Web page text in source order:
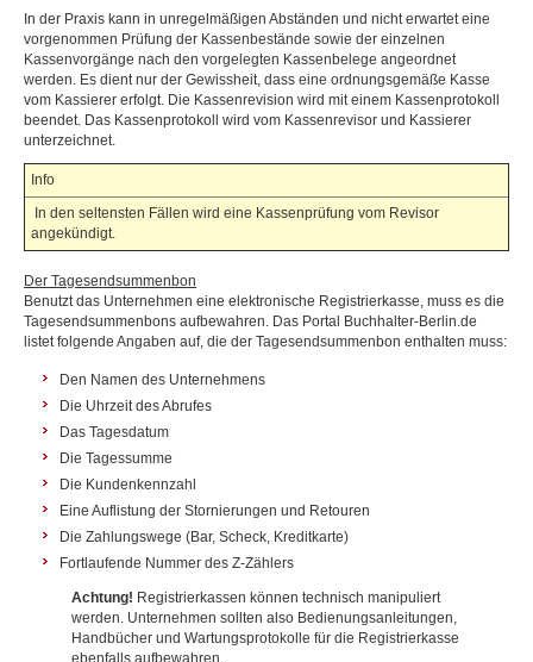
In der Praxis kann in unregelmäßigen Abständen und nicht erwartet eine
vorgenommen Prüfung der Kassenbestände sowie der einzelnen
Kassenvorgänge nach den vorgelegten Kassenbelege angeordnet
werden. Es dient nur der Gewissheit, dass eine ordnungsgemäße Kasse
vom Kassierer erfolgt. Die Kassenrevision wird mit einem Kassenprotokoll
beendet. Das Kassenprotokoll wird vom Kassenrevisor und Kassierer
unterzeichnet.
Info
In den seltensten Fällen wird eine Kassenprüfung vom Revisor
angekündigt.
Der Tagesendsummenbon
Benutzt das Unternehmen eine elektronische Registrierkasse, muss es die
Tagesendsummenbons aufbewahren. Das Portal Buchhalter-Berlin.de
listet folgende Angaben auf, die der Tagesendsummenbon enthalten muss:
Den Namen des Unternehmens
Die Uhrzeit des Abrufes
Das Tagesdatum
Die Tagessumme
Die Kundenkennzahl
Eine Auflistung der Stornierungen und Retouren
Die Zahlungswege (Bar, Scheck, Kreditkarte)
Fortlaufende Nummer des Z-Zählers
Achtung! Registrierkassen können technisch manipuliert
werden. Unternehmen sollten also Bedienungsanleitungen,
Handbücher und Wartungsprotokolle für die Registrierkasse
ebenfalls aufbewahren.